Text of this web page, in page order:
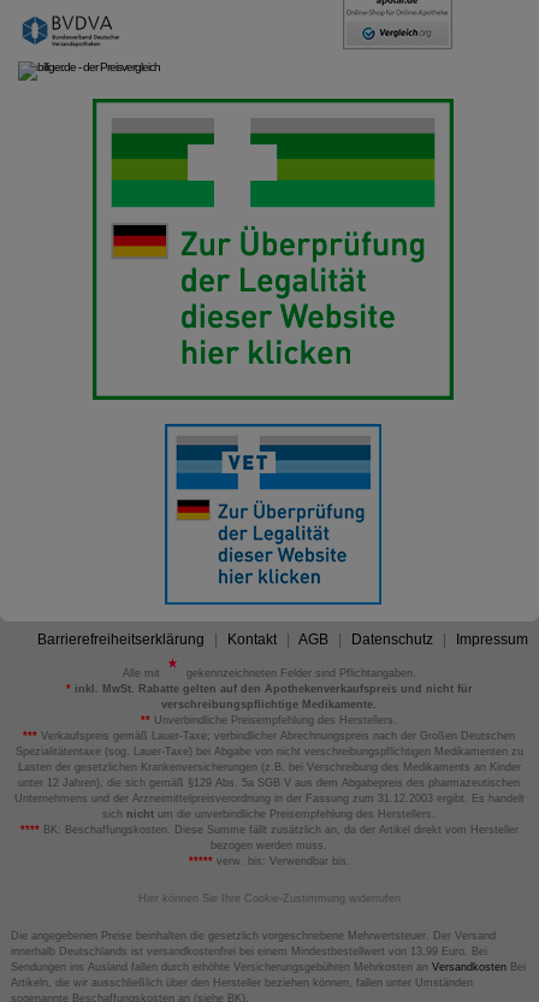
Barrierefreiheitserklärung Kontakt AGB Datenschutz Impressum
Alle mit
gekennzeichneten Felder sind Pflichtangaben.
*inkl. MwSt. Rabatte gelten auf den Apothekenverkaufspreis und nicht für
verschreibungspflichtige Medikamente.
** Unverbindliche Preisempfehlung des Herstellers.
*** Verkaufspreis gemäß Lauer-Taxe; verbindlicher Abrechnungspreis nach der Großen Deutschen
Spezialitätentaxe (sog. Lauer-Taxe) bei Abgabe von nicht verschreibungspflichtigen Medikamenten zu
Lasten der gesetzlichen Krankenversicherungen (z.B. bei Verschreibung des Medikaments an Kinder
unter 12 Jahren), die sich gemäß §129 Abs. 5a SGB V aus dem Abgabepreis des pharmazeutischen
Unternehmens und der Arzneimittelpreisverordnung in der Fassung zum 31.12.2003 ergibt. Es handelt
sich nicht um die unverbindliche Preisempfehlung des Herstellers.
****BK: Beschaffungskosten. Diese Summe fällt zusätzlich an, da der Artikel direkt vom Hersteller
bezogen werden muss.
*****verw. bis: Verwendbar bis.
Hier können Sie Ihre Cookie-Zustimmung widerrufen
Die angegebenen Preise beinhalten die gesetzlich vorgeschriebene Mehrwertsteuer. Der Versand
innerhalb Deutschlands ist versandkostenfrei bei einem Mindestbestellwert von 13,99 Euro. Bei
Sendungen ins Ausland fallen durch erhöhte Versicherungsgebühren Mehrkosten an VersandkostenBei
Artikeln, die wir ausschließlich über den Hersteller beziehen können, fallen unter Umständen
sogenannte Beschaffungskosten an (siehe BK).